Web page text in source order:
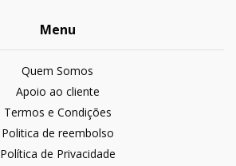
Menu
Quem Somos
Apoio ao cliente
Termos e Condições
Politica de reembolso
Política de Privacidade